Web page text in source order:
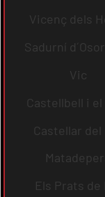
Vicenç dels
Sadurní
Vic
Castellbell i
Castellar del
Els Prats de